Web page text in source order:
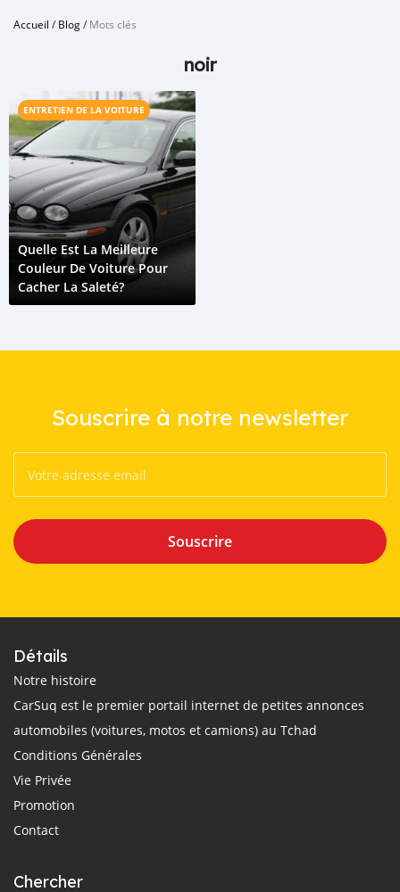
Accueil /Blog/Mots clés
noir
ENTRETIEN DE LA VOITURE
Quelle Est La Meilleure
Couleur De Voiture Pour
Cacher La Saleté?
Souscrire à notre newsletter
Souscrire
Détails
Notre histoire
CarSuq est le premier portail internet de petites annonces
automobiles (voitures, motos et camions) au Tchad
Conditions Générales
Vie Privée
Promotion
Contact
Chercher